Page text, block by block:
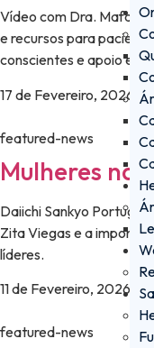
Vídeo com Dra.
e recursos para
conscientes e apoio
17 de Fevereiro, 2026
featured-news
Mulheres na
Daiichi Sankyo Portugal
Zita Viegas e a
líderes.
11 de Fevereiro, 2026
featured-news